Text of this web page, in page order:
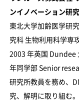
ンイノベーション研
東北大学加齢医学研
究科 生物利用科学専
2003 年英国 Dundee
年同学部 Senior
研究所教員を務め、
究、解明に取り組む